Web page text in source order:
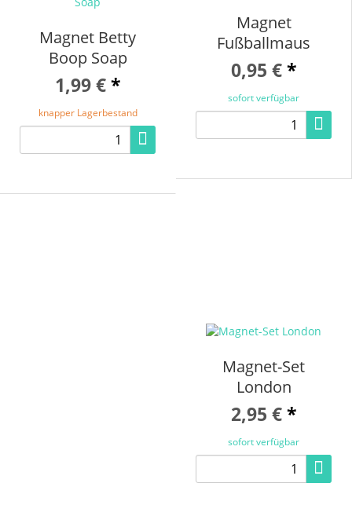
Magnet Betty
Boop Soap
1,99 € *
knapper Lagerbestand
Magnet
Fußballmaus
0,95 € *
sofort verfügbar
Magnet-Set
London
2,95 € *
sofort verfügbar